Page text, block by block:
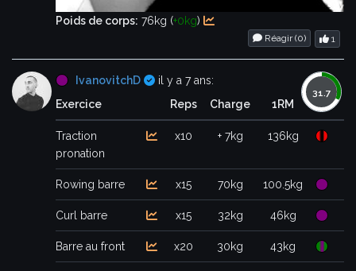
Poids de corps: 76kg (+0kg)
1
Réagir (0)
IvanovitchD Certifié
il y a 7 ans:
Exercice
Reps Charge 1RM
Traction
pronation
x10 + 7kg 136kg
Rowing barre x15 70kg 100.5kg
Curl barre x15 32kg 46kg
Barre au front x20 30kg 43kg